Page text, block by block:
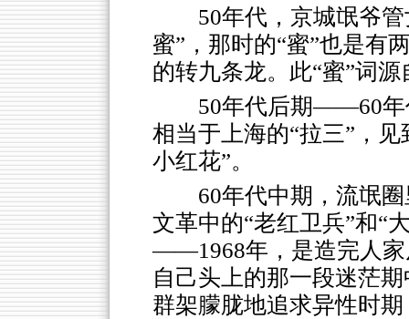
50年代，京城氓爷管
蜜”，那时的“蜜”也是有
的转九条龙。此“蜜”词
50年代后期——60年
相当于上海的“拉三”，
小红花”。
60年代中期，流氓
文革中的“老红卫兵”和“
——1968年，是造完人家
自己头上的那一段迷茫
群架朦胧地追求异性时